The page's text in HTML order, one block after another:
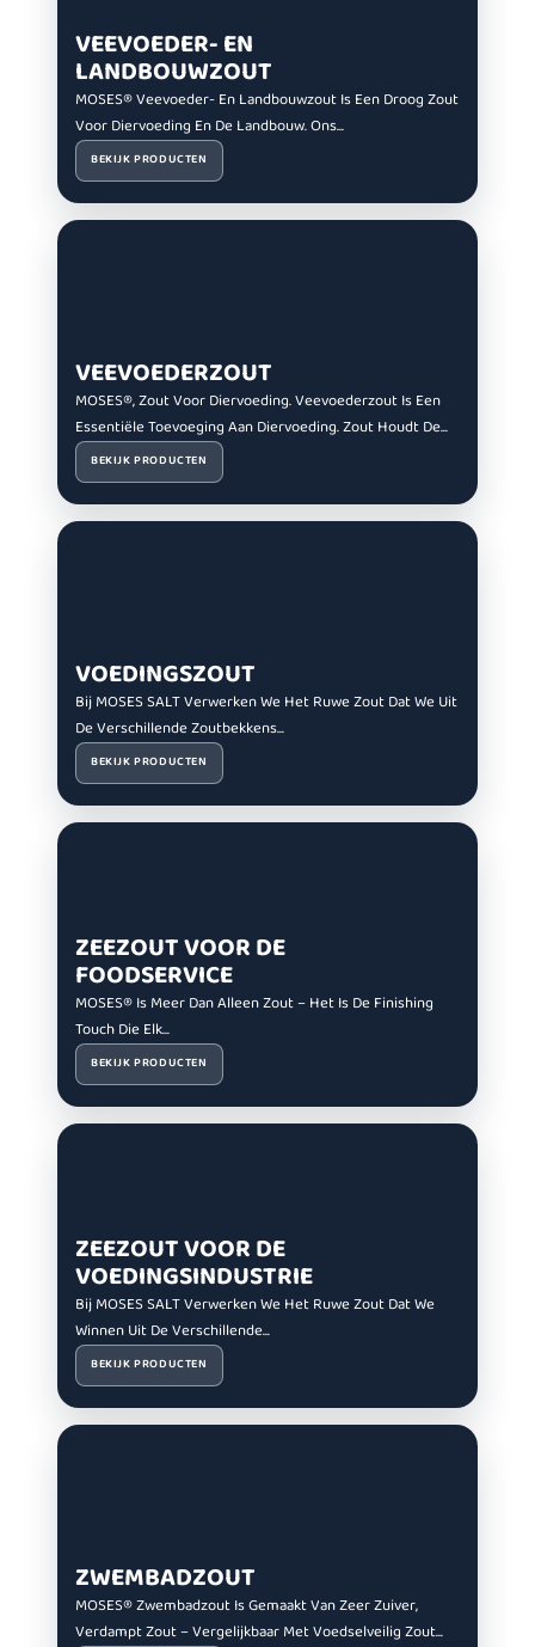
VEEVOEDER- EN
LANDBOUWZOUT
MOSES® Veevoeder- En Landbouwzout Is Een Droog Zout
Voor Diervoeding En De Landbouw. ​​Ons...
BEKIJK PRODUCTEN
VEEVOEDERZOUT
MOSES®, Zout Voor Diervoeding. Veevoederzout Is Een
Essentiële Toevoeging Aan Diervoeding. Zout Houdt De...
BEKIJK PRODUCTEN
VOEDINGSZOUT
Bij MOSES SALT Verwerken We Het Ruwe Zout Dat We Uit
De Verschillende Zoutbekkens...
BEKIJK PRODUCTEN
ZEEZOUT VOOR DE
FOODSERVICE
MOSES® Is Meer Dan Alleen Zout – Het Is De Finishing
Touch Die Elk...
BEKIJK PRODUCTEN
ZEEZOUT VOOR DE
VOEDINGSINDUSTRIE
Bij MOSES SALT Verwerken We Het Ruwe Zout Dat We
Winnen Uit De Verschillende...
BEKIJK PRODUCTEN
ZWEMBADZOUT
MOSES® Zwembadzout Is Gemaakt Van Zeer Zuiver,
Verdampt Zout – Vergelijkbaar Met Voedselveilig Zout...